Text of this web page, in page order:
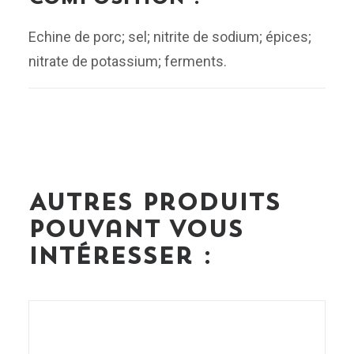
Echine de porc; sel; nitrite de sodium; épices;
nitrate de potassium; ferments.
Autres produits
pouvant vous
intéresser :